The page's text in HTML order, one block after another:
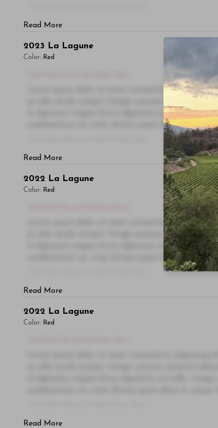
Read More
2023 La Lagune
Color: Red
Lorem ipsum dolor sit amet, consectetur adipiscing
ac odio iaculis semper. Integer posuere pharetra
In dignissim magna id orci dignissim convallis.
condimentum mi, vitae ultrices quam diam ac
Read More
2022 La Lagune
Color: Red
Lorem ipsum dolor sit amet, consectetur adipiscing
ac odio iaculis semper. Integer posuere pharetra
In dignissim magna id orci dignissim convallis.
condimentum mi, vitae ultrices quam diam ac
Read More
2022 La Lagune
Color: Red
ac odio iaculis semper. Integer posuere pharetra
condimentum mi, vitae ultrices quam diam ac
Read More